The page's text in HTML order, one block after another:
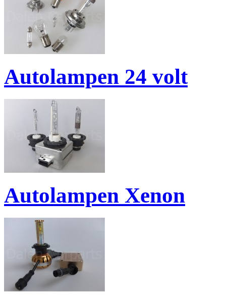
Autolampen 24 volt
Autolampen Xenon